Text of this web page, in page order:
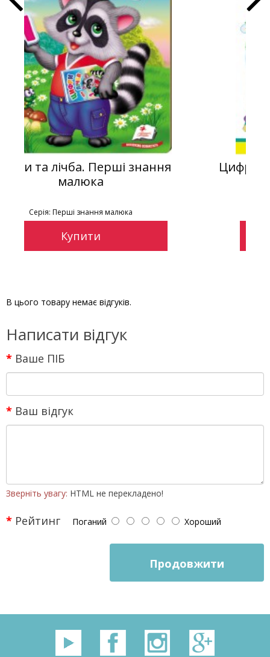
Цифри малюкам. Великі наліпки
Серія: Наліпки для маленьких генїїв
В цього товару немає відгуків.
Написати відгук
Ваше ПІБ
Ваш відгук
Зверніть увагу: HTML не перекладено!
Рейтинг Поганий Хороший
Продовжити